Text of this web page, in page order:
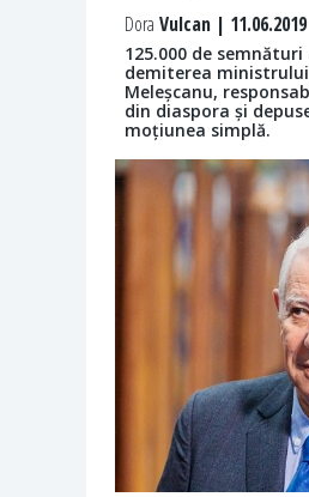
Dora Vulcan | 11.06.2019
125.000 de
demiterea
Meleșcanu,
din diaspora și
moțiunea simplă.